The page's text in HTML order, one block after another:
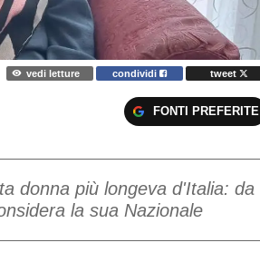
vedi letture condividi
tweet
FONTI PREFERITE
donna più longeva d'Italia: da
la sua Nazionale